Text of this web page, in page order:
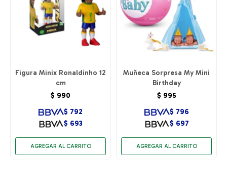
Figura Minix Ronaldinho 12
cm
$ 990
$ 693
$ 792
Muñeca Sorpresa My Mini
Birthday
$ 995
$ 697
$ 796